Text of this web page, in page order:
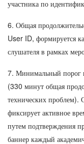
участника по
6. Общая
User ID, формируется
слушателя в рамках
7. Минимальный порог
(330 минут общая
технических проблем).
фиксирует активное
путем подтверждения
баннер каждый